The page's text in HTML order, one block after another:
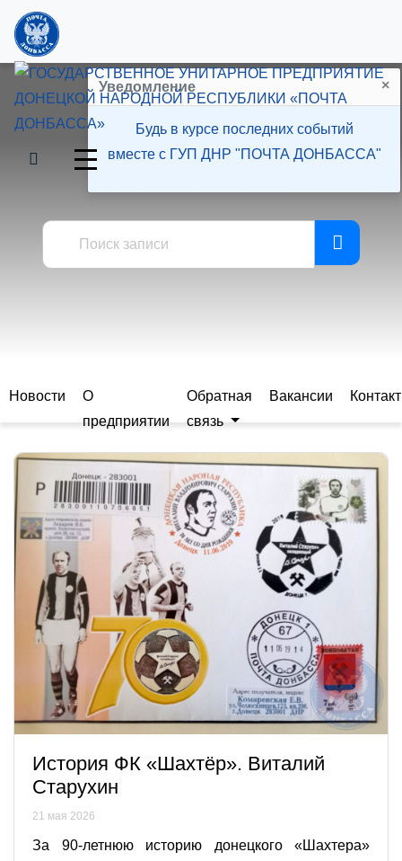
Пресс-центр
Новости
О
предприятии
Обратная
связь
Вакансии
История ФК «Шахтёр». Виталий
Старухин
21 мая 2026
За 90-летнюю историю донецкого «Шахтера»
Уведомление ×
Будь в курсе последних событий
вместе с ГУП ДНР "ПОЧТА ДОНБАССА"